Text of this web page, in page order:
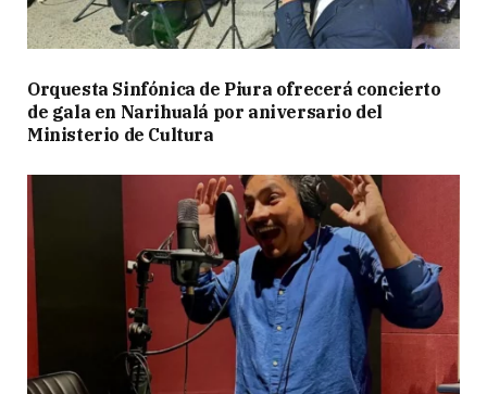
Orquesta Sinfónica de Piura ofrecerá concierto
de gala en Narihualá por aniversario del
Ministerio de Cultura